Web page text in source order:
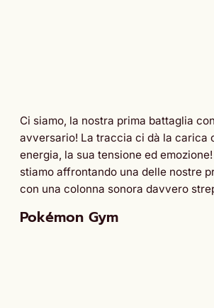
Ci siamo, la nostra prima battaglia
avversario! La traccia ci dà la carica
energia, la sua tensione ed
stiamo affrontando una delle nostre
con una colonna sonora davvero
Pokémon Gym